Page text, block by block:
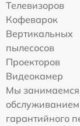
Телевизоров
Кофеварок
Вертикальных
пылесосов
Проекторов
Видеокамер
Мы занимаемся
обслуживанием
гарантийного